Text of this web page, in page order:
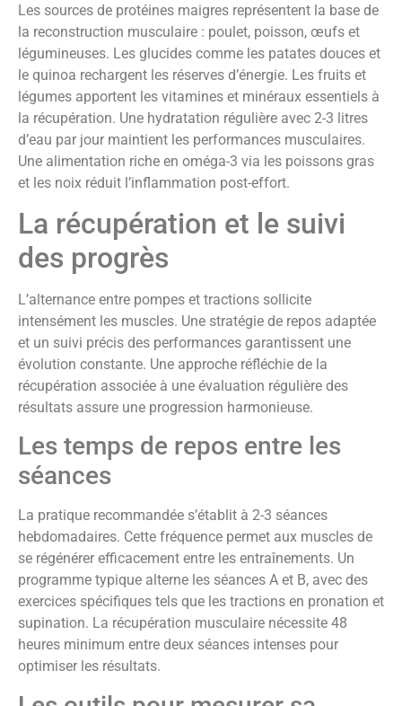
Les sources de protéines maigres représentent la base de
la reconstruction musculaire : poulet, poisson, œufs et
légumineuses. Les glucides comme les patates douces et
le quinoa rechargent les réserves d’énergie. Les fruits et
légumes apportent les vitamines et minéraux essentiels à
la récupération. Une hydratation régulière avec 2-3 litres
d’eau par jour maintient les performances musculaires.
Une alimentation riche en oméga-3 via les poissons gras
et les noix réduit l’inflammation post-effort.
La récupération et le suivi
des progrès
L’alternance entre pompes et tractions sollicite
intensément les muscles. Une stratégie de repos adaptée
et un suivi précis des performances garantissent une
évolution constante. Une approche réfléchie de la
récupération associée à une évaluation régulière des
résultats assure une progression harmonieuse.
Les temps de repos entre les
séances
La pratique recommandée s’établit à 2-3 séances
hebdomadaires. Cette fréquence permet aux muscles de
se régénérer efficacement entre les entraînements. Un
programme typique alterne les séances A et B, avec des
exercices spécifiques tels que les tractions en pronation et
supination. La récupération musculaire nécessite 48
heures minimum entre deux séances intenses pour
optimiser les résultats.